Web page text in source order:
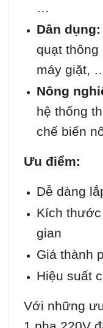
…
Dân dụng:
quạt thông
máy giặt,
Nông
hệ thống
chế biến
Ưu điểm:
Dễ dàng
Kích
gian
Giá thành
Hiệu suất
Với những